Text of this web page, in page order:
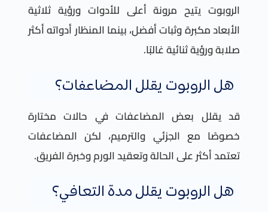
الروبوت يتيح مرونة أعلى للأدوات ورؤية ثلاثية
الأبعاد مكبرة وثبات أفضل، بينما المنظار أدواته أكثر
صلابة ورؤية ثنائية غالبًا.
هل الروبوت يقلل المضاعفات؟
قد يقلل بعض المضاعفات في حالات مختارة
خصوصًا مع الجزئي والترميم، لكن المضاعفات
تعتمد أكثر على الحالة وتعقيد الورم وخبرة الفريق.
هل الروبوت يقلل مدة التعافي؟